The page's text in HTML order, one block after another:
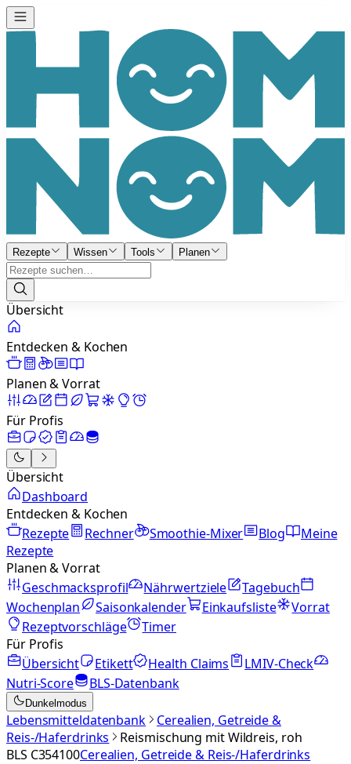
Rezepte Wissen Tools Planen
Übersicht
Entdecken & Kochen
Planen & Vorrat
Für Profis
Übersicht
Dashboard
Entdecken & Kochen
Rezepte
Rechner Smoothie-Mixer Blog
Meine
Rezepte
Planen & Vorrat
Geschmacksprofil
Nährwertziele
Tagebuch
Wochenplan
Saisonkalender Einkaufsliste
Vorrat
Rezeptvorschläge
Timer
Für Profis
Übersicht
Etikett Health Claims
LMIV-Check
Nutri-Score
BLS-Datenbank
Dunkelmodus
Lebensmitteldatenbank
Cerealien, Getreide &
Reis-/Haferdrinks
Reismischung mit Wildreis, roh
BLS C354100Cerealien, Getreide & Reis-/Haferdrinks